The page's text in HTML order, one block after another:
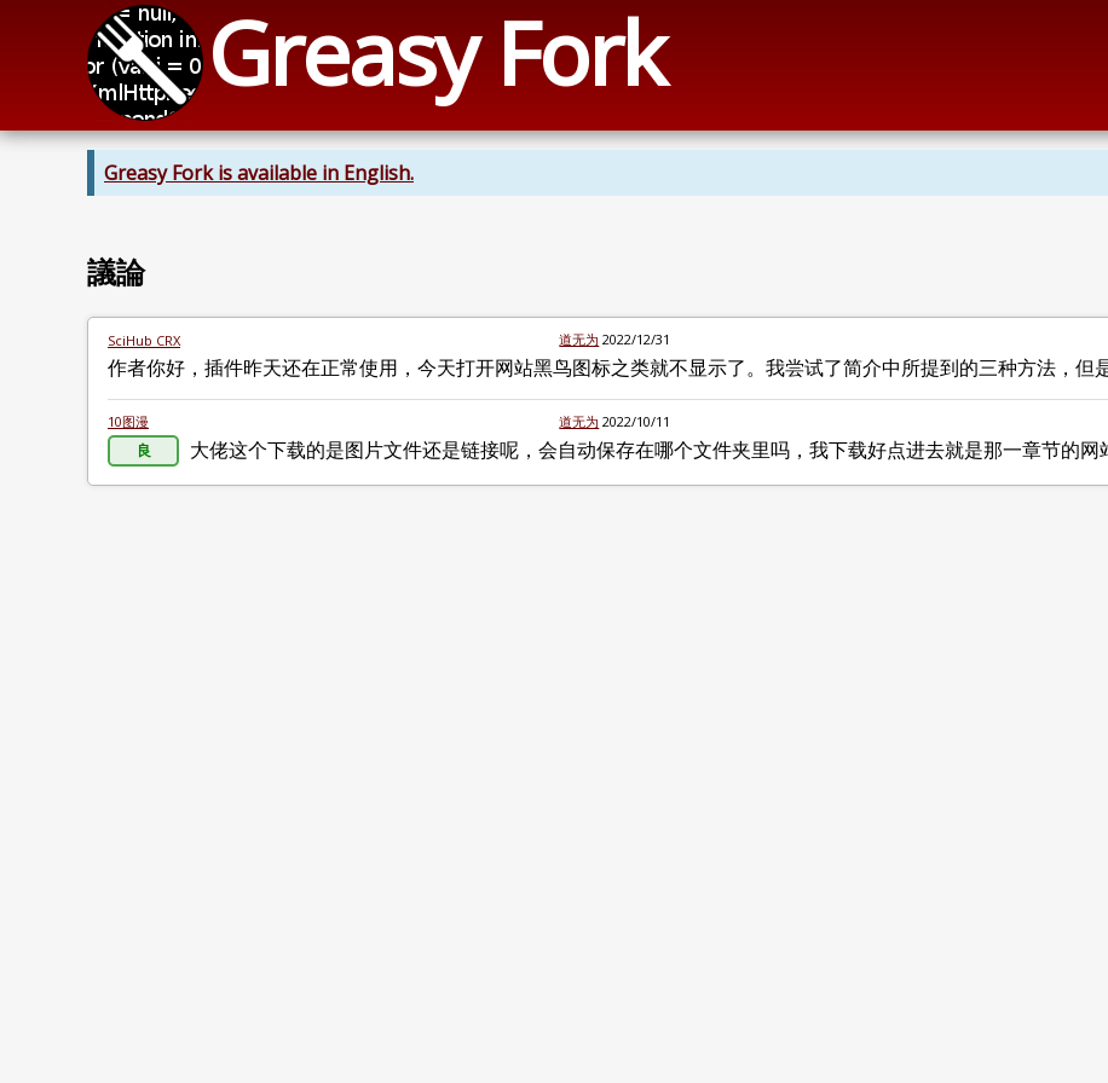
Greasy Fork
Greasy Fork is available in English.
議論
SciHub CRX 道无为 2022/12/31
作者你好，插件昨天还在正常使用，今天打开网站黑鸟图标之类就不显示了。我尝试了简介中所提到的三种方法，但
10图漫 道无为 2022/10/11
良 大佬这个下载的是图片文件还是链接呢，会自动保存在哪个文件夹里吗，我下载好点进去就是那一章节的网